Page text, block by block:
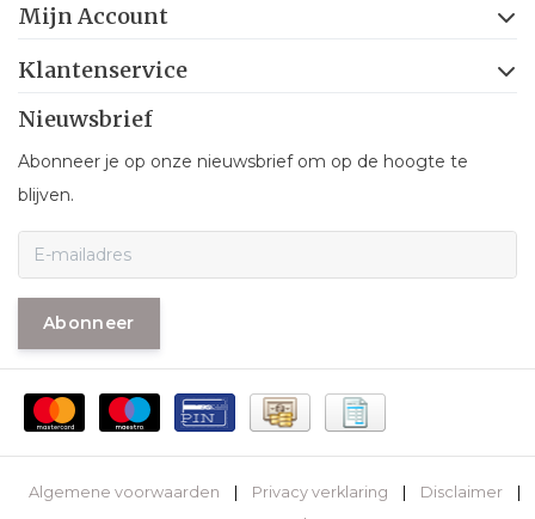
Mijn Account
Klantenservice
Nieuwsbrief
Abonneer je op onze nieuwsbrief om op de hoogte te
blijven.
Abonneer
Algemene voorwaarden Privacy verklaring Disclaimer